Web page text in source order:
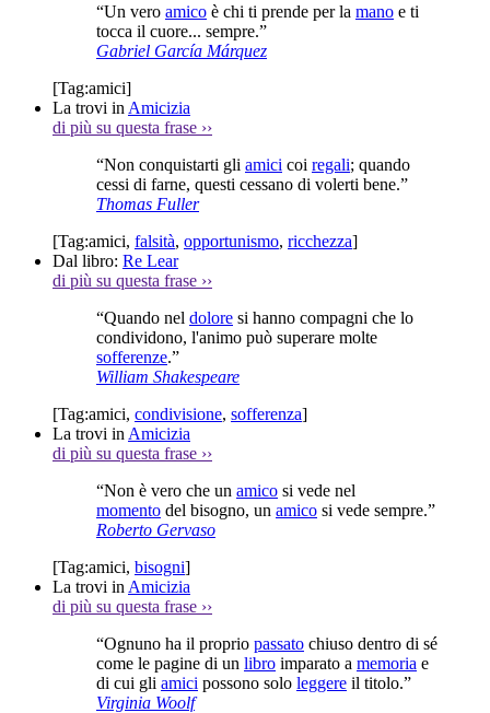
“Un vero amico è chi ti prende per la mano e ti
tocca il cuore... sempre.”
Gabriel García Márquez
[Tag:amici]
La trovi in Amicizia
di più su questa frase ››
“Non conquistarti gli amici coi regali; quando
cessi di farne, questi cessano di volerti bene.”
Thomas Fuller
[Tag:amici, falsità, opportunismo, ricchezza]
Dal libro: Re Lear
di più su questa frase ››
“Quando nel dolore si hanno compagni che lo
condividono, l'animo può superare molte
sofferenze.”
William Shakespeare
[Tag:amici, condivisione, sofferenza]
La trovi in Amicizia
di più su questa frase ››
“Non è vero che un amico si vede nel
momento del bisogno, un amico si vede sempre.”
Roberto Gervaso
[Tag:amici, bisogni]
La trovi in Amicizia
di più su questa frase ››
“Ognuno ha il proprio passato chiuso dentro di sé
come le pagine di un libro imparato a memoria e
di cui gli amici possono solo leggere il titolo.”
Virginia Woolf